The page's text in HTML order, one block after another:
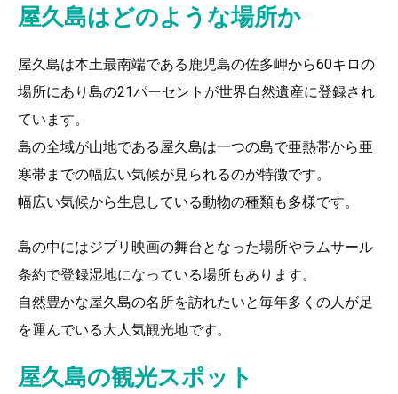
屋久島はどのような場所か
屋久島は本土最南端である鹿児島の佐多岬から60キロの
場所にあり島の21パーセントが世界自然遺産に登録され
ています。
島の全域が山地である屋久島は一つの島で亜熱帯から亜
寒帯までの幅広い気候が見られるのが特徴です。
幅広い気候から生息している動物の種類も多様です。
島の中にはジブリ映画の舞台となった場所やラムサール
条約で登録湿地になっている場所もあります。
自然豊かな屋久島の名所を訪れたいと毎年多くの人が足
を運んでいる大人気観光地です。
屋久島の観光スポット